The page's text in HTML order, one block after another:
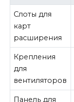
Слоты для
карт
расширения
Крепления
для
вентиляторов
Панель для